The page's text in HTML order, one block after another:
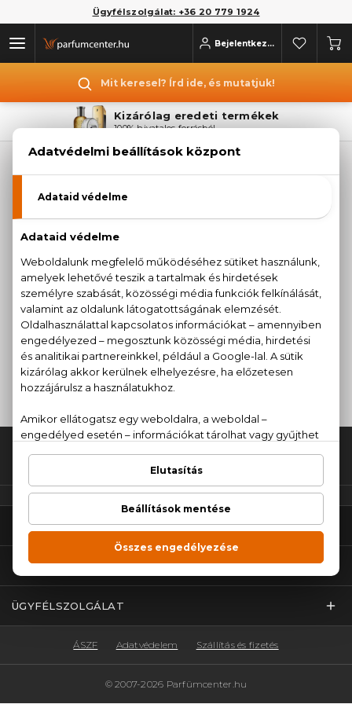
Ügyfélszolgálat: +36 20 779 1924
Bejelentkezés
Mit keresel? Írd ide, és mutatjuk!
Kizárólag eredeti termékek
100% hivatalos forrásból
PLANETA ORGANICA
Sajnos jelenleg a márka egyetlen terméke sem
az alábbi kategóriák közül:
PARFÜMÖK
KOZMETIKUMOK
SMINK
HAJÁPOLÁS
Fel az oldal tetejére!
PARFÜMCENTER
TOP KATEGÓRIÁK
ÜGYFÉLSZOLGÁLAT
© 2007-2026 Parfümcenter.hu
ÁSZF Adatvédelem Szállítás és fizetés